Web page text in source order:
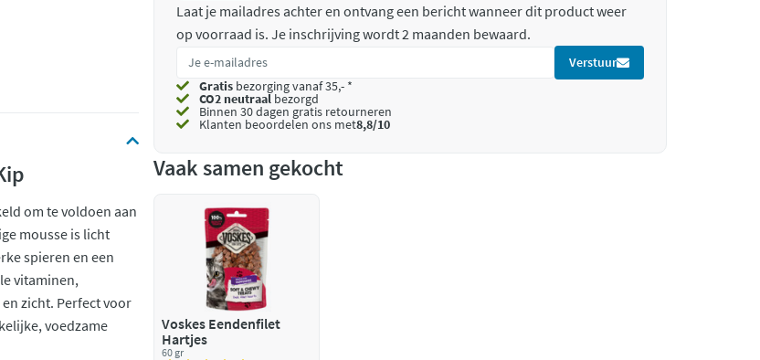
om te voldoen aan
mousse is licht
spieren en een
vitaminen,
zicht. Perfect voor
voedzame
Laat je mailadres achter en ontvang een bericht wanneer dit product weer
op voorraad is. Je inschrijving wordt 2 maanden bewaard.
Verstuur
Gratis bezorging vanaf 35,- *
CO2 neutraalbezorgd
Binnen 30 dagen gratis retourneren
Klanten beoordelen ons met8,8/10
Vaak samen gekocht
Voskes Eendenfilet
Hartjes
60 gr